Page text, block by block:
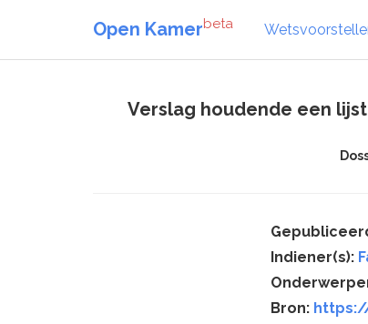
Open Kamerbeta
Verslag houdende een
Indiener(s):
Bron: